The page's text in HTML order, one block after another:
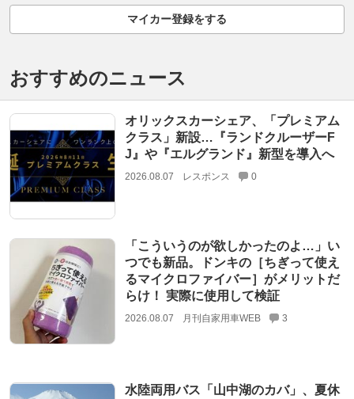
マイカー登録をする
おすすめのニュース
オリックスカーシェア、「プレミアム
クラス」新設…『ランドクルーザーF
J』や『エルグランド』新型を導入へ
2026.08.07 レスポンス 0
「こういうのが欲しかったのよ…」い
つでも新品。ドンキの［ちぎって使え
るマイクロファイバー］がメリットだ
らけ！ 実際に使用して検証
2026.08.07 月刊自家用車WEB 3
水陸両用バス「山中湖のカバ」、夏休